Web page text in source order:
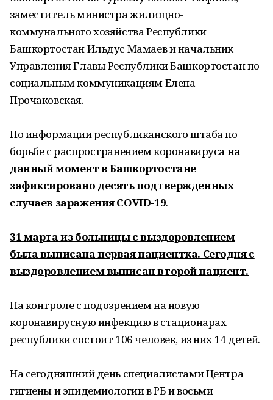
заместитель министра жилищно-
коммунального хозяйства Республики
Башкортостан Ильдус Мамаев и начальник
Управления Главы Республики Башкортостан по
социальным коммуникациям Елена
Прочаковская.
По информации республиканского штаба по
борьбе с распространением коронавируса на
данный момент в Башкортостане
зафиксировано десять подтвержденных
случаев заражения COVID-19.
31 марта из больницы с выздоровлением
была выписана первая пациентка. Сегодня с
выздоровлением выписан второй пациент.
На контроле с подозрением на новую
коронавирусную инфекцию в стационарах
республики состоит 106 человек, из них 14 детей.
На сегодняшний день специалистами Центра
гигиены и эпидемиологии в РБ и восьми